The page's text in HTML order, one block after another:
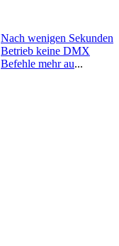
Nach wenigen Sekunden
Betrieb keine DMX
Befehle mehr au...